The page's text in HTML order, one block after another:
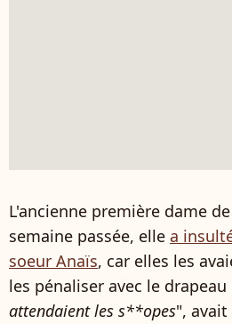
L'ancienne première dame
semaine passée, elle a
soeur Anaïs, car elles les
les pénaliser avec le
attendaient les s**opes", avait